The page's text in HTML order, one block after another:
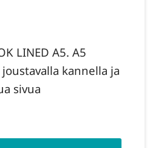
LINED A5. A5
kannella ja
sivua